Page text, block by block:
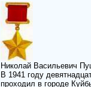
Николай Васильевич
В 1941 году
проходил в городе